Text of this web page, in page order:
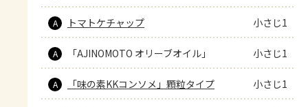
A トマトケチャップ 小さじ1
A 「AJINOMOTO オリーブオイル」 小さじ1
A 「味の素KKコンソメ」顆粒タイプ 小さじ1